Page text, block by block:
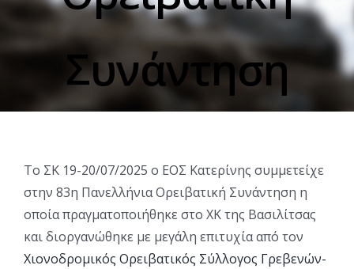
Συνάντηση
Το ΣΚ 19-20/07/2025 ο ΕΟΣ Κατερίνης συμμετείχε
στην 83η Πανελλήνια Ορειβατική Συνάντηση η
οποία πραγματοποιήθηκε στο ΧΚ της Βασιλίτσας
και διοργανώθηκε με μεγάλη επιτυχία από τον
Χιονοδρομικός Ορειβατικός Σύλλογος Γρεβενών-